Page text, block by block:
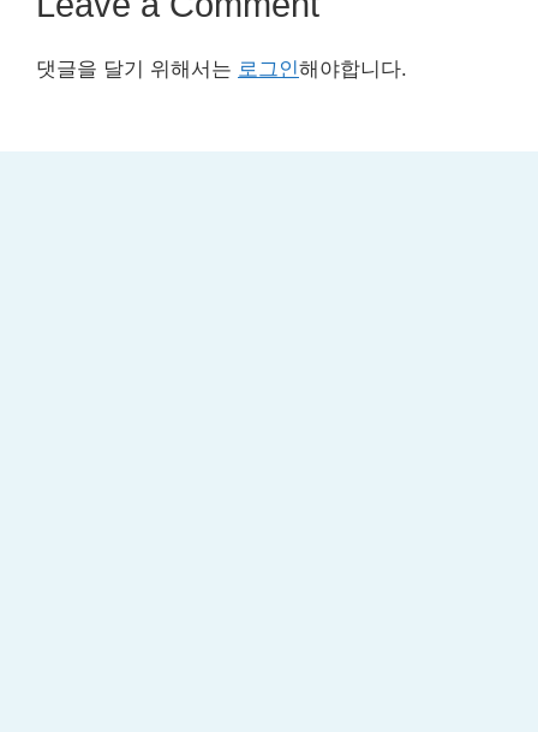
댓글을 달기 위해서는 로그인해야합니다.